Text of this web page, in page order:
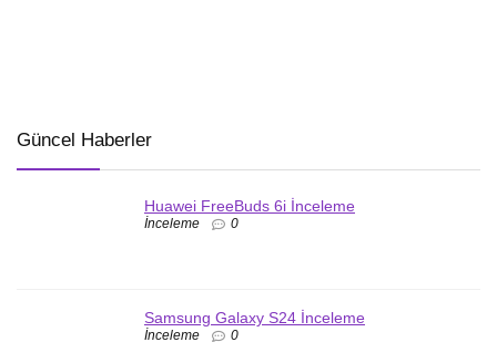
Güncel Haberler
Huawei FreeBuds 6i İnceleme
İnceleme 0
Samsung Galaxy S24 İnceleme
İnceleme 0